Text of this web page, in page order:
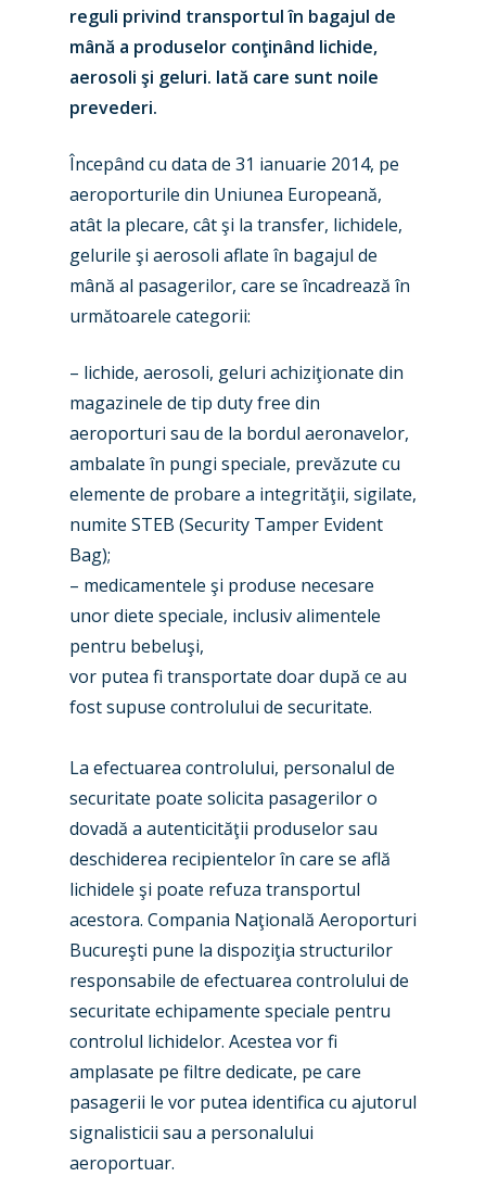
reguli privind transportul în bagajul de
mână a produselor conţinând lichide,
aerosoli şi geluri. Iată care sunt noile
prevederi.
Începând cu data de 31 ianuarie 2014, pe
aeroporturile din Uniunea Europeană,
atât la plecare, cât şi la transfer, lichidele,
gelurile şi aerosoli aflate în bagajul de
mână al pasagerilor, care se încadrează în
următoarele categorii:
– lichide, aerosoli, geluri achiziţionate din
magazinele de tip duty free din
aeroporturi sau de la bordul aeronavelor,
ambalate în pungi speciale, prevăzute cu
elemente de probare a integrităţii, sigilate,
numite STEB (Security Tamper Evident
Bag);
– medicamentele şi produse necesare
unor diete speciale, inclusiv alimentele
pentru bebeluşi,
vor putea fi transportate doar după ce au
fost supuse controlului de securitate.
La efectuarea controlului, personalul de
securitate poate solicita pasagerilor o
dovadă a autenticităţii produselor sau
deschiderea recipientelor în care se află
lichidele şi poate refuza transportul
acestora. Compania Naţională Aeroporturi
Bucureşti pune la dispoziţia structurilor
responsabile de efectuarea controlului de
securitate echipamente speciale pentru
controlul lichidelor. Acestea vor fi
amplasate pe filtre dedicate, pe care
pasagerii le vor putea identifica cu ajutorul
signalisticii sau a personalului
aeroportuar.